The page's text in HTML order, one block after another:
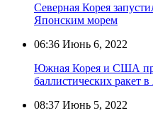
Северная Корея
Японским морем
06:36 Июнь 6, 2022
Южная Корея и США
баллистических ракет
08:37 Июнь 5, 2022